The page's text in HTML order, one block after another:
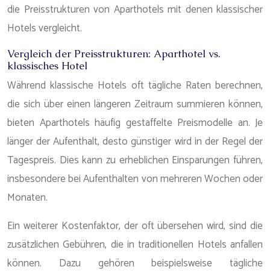
die Preisstrukturen von Aparthotels mit denen klassischer
Hotels vergleicht.
Vergleich der Preisstrukturen: Aparthotel vs.
klassisches Hotel
Während klassische Hotels oft tägliche Raten berechnen,
die sich über einen längeren Zeitraum summieren können,
bieten Aparthotels häufig gestaffelte Preismodelle an. Je
länger der Aufenthalt, desto günstiger wird in der Regel der
Tagespreis. Dies kann zu erheblichen Einsparungen führen,
insbesondere bei Aufenthalten von mehreren Wochen oder
Monaten.
Ein weiterer Kostenfaktor, der oft übersehen wird, sind die
zusätzlichen Gebühren, die in traditionellen Hotels anfallen
können. Dazu gehören beispielsweise tägliche